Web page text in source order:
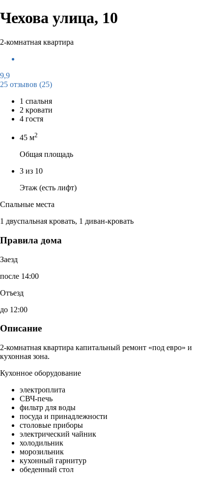
Чехова улица, 10
2-комнатная квартира
9,9
25 отзывов (25)
1 спальня
2 кровати
4 гостя
45 м2
Общая площадь
3 из 10
Этаж (есть лифт)
Спальные места
1 двуспальная кровать, 1 диван-кровать
Правила дома
Заезд
после 14:00
Отъезд
до 12:00
Описание
2-комнатная квартира капитальный ремонт «под евро» и
кухонная зона.
Кухонное оборудование
электроплита
СВЧ-печь
фильтр для воды
посуда и принадлежности
столовые приборы
электрический чайник
холодильник
морозильник
кухонный гарнитур
обеденный стол